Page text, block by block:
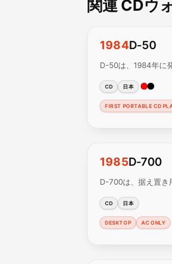
関連 CDウ
1984D-50
D-50は、1984年に
CD 日本
FIRST PORTABLE CD
1985D-700
D-700は、据え置き
CD 日本
DESKTOP AC ONLY